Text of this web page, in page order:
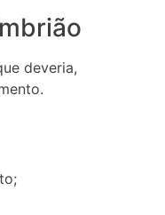
deveria,